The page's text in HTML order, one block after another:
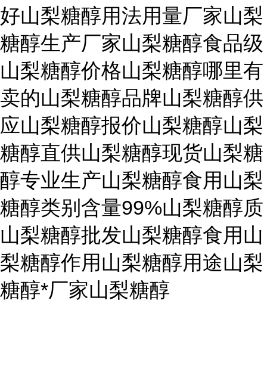
好山梨糖醇用法用量厂家山梨
糖醇生产厂家山梨糖醇食品级
山梨糖醇价格山梨糖醇哪里有
卖的山梨糖醇品牌山梨糖醇供
应山梨糖醇报价山梨糖醇山梨
糖醇直供山梨糖醇现货山梨糖
醇专业生产山梨糖醇食用山梨
糖醇类别含量99%山梨糖醇质
山梨糖醇批发山梨糖醇食用山
梨糖醇作用山梨糖醇用途山梨
糖醇*厂家山梨糖醇